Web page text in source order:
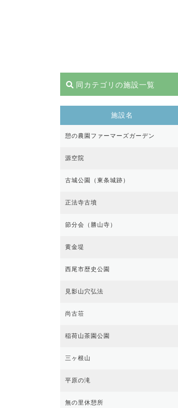
同カテゴリの施設一覧
施設名
憩の農園ファーマーズガーデン
源空院
古城公園（東条城跡）
正法寺古墳
節分会（勝山寺）
黄金堤
西尾市歴史公園
見影山穴弘法
尚古荘
稲荷山茶園公園
三ヶ根山
平原の滝
無の里休憩所